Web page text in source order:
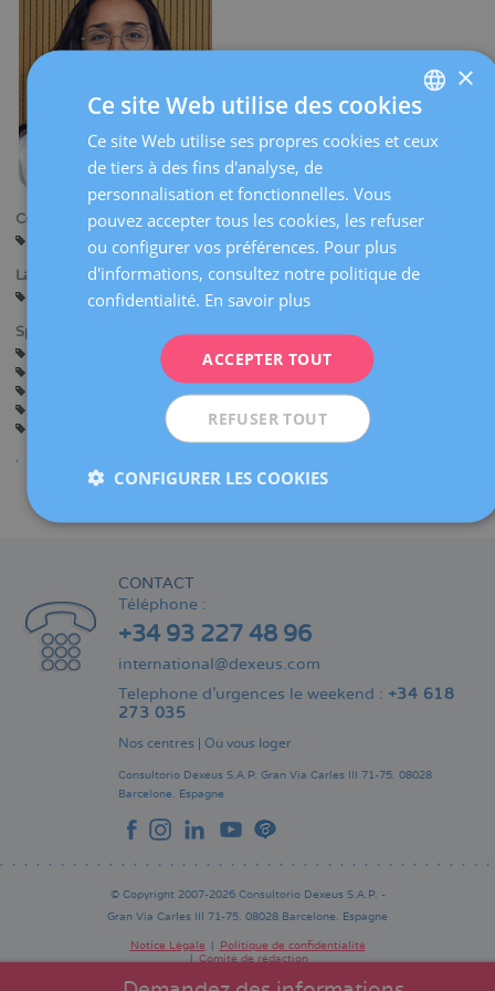
Centres:
Sabadell
Langues:
Espagnol
Catalan Anglais
Français
Spécialités:
Assistance avant la Grossesse
Grossesse et Accouchement
Gynécologie Générale
Plancher Pelvien (Uro-gynécologie)
Chirurgie Gynécologique
Myomes, kystes des ovaires et maladies des annexes
Infections de transmission sexuelle
CONTACT
Téléphone :
+34 93 227 48 96
international@dexeus.com
Telephone d’urgences le weekend : +34 618
273 035
Nos centres | Où vous loger
Consultorio Dexeus S.A.P. Gran Via Carles III 71-75. 08028
Barcelone. Espagne
© Copyright 2007-2026 Consultorio Dexeus S.A.P. -
Gran Via Carles III 71-75. 08028 Barcelone. Espagne
Pie
Notice Légale
Politique de confidentialité
Comité de rédaction
SPANISH
×
Ce site Web utilise des cookies
Ce site Web utilise ses propres cookies et ceux
de tiers à des fins d'analyse, de
personnalisation et fonctionnelles. Vous
pouvez accepter tous les cookies, les refuser
ou configurer vos préférences. Pour plus
d'informations, consultez notre politique de
confidentialité. En savoir plus
ACCEPTER TOUT
REFUSER TOUT
CONFIGURER LES COOKIES